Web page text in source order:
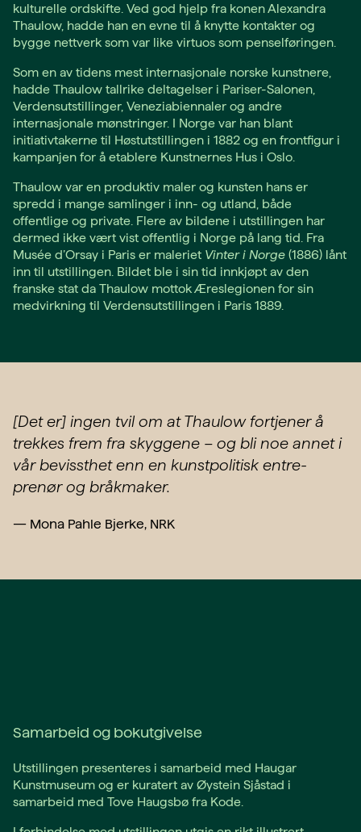
kulturelle ordskifte. Ved god hjelp fra konen Alexandra
Thaulow, hadde han en evne til å knytte kontakter og
bygge nettverk som var like virtuos som penselføringen.
Som en av tidens mest internasjonale norske kunstnere,
hadde Thaulow tallrike deltagelser i Pariser-Salonen,
Verdensutstillinger, Veneziabiennaler og andre
internasjonale mønstringer. I Norge var han blant
initiativtakerne til Høstutstillingen i 1882 og en frontfigur i
kampanjen for å etablere Kunstnernes Hus i Oslo.
Thaulow var en produktiv maler og kunsten hans er
spredd i mange samlinger i inn- og utland, både
offentlige og private. Flere av bildene i utstillingen har
dermed ikke vært vist offentlig i Norge på lang tid. Fra
Musée d’Orsay i Paris er maleriet Vinter i Norge (1886) lånt
inn til utstillingen. Bildet ble i sin tid innkjøpt av den
franske stat da Thaulow mottok Æreslegionen for sin
medvirkning til Verdensutstillingen i Paris 1889.
[Det er] ingen tvil om at Thaulow fortjener å
trekkes frem fra skyggene – og bli noe annet i
vår bevissthet enn en kunst­politisk entre­
prenør og bråk­maker.
— Mona Pahle Bjerke, NRK
Samarbeid og bokutgivelse
Utstillingen presenteres i samarbeid med Haugar
Kunstmuseum og er kuratert av Øystein Sjåstad i
samarbeid med Tove Haugsbø fra Kode.